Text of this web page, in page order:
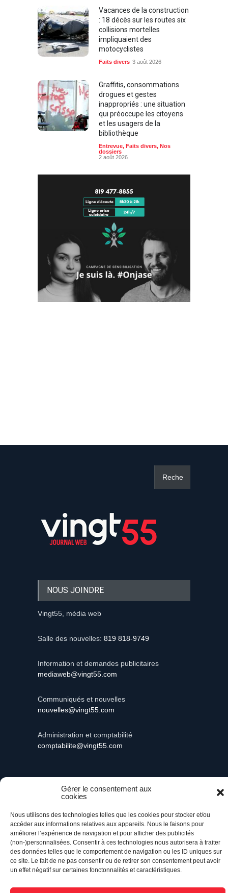
Gérer le consentement aux
cookies
Nous utilisons des technologies telles que les cookies pour stocker et/ou
accéder aux informations relatives aux appareils. Nous le faisons pour
améliorer l’expérience de navigation et pour afficher des publicités
(non-)personnalisées. Consentir à ces technologies nous autorisera à traiter
des données telles que le comportement de navigation ou les ID uniques sur
ce site. Le fait de ne pas consentir ou de retirer son consentement peut avoir
un effet négatif sur certaines fonctonnalités et caractéristiques.
Vacances de la construction
: 18 décès sur les routes six
collisions mortelles
impliquaient des
motocyclistes
Faits divers 3 août 2026
Graffitis, consommations
drogues et gestes
inappropriés : une situation
qui préoccupe les citoyens
et les usagers de la
bibliothèque
Entrevue, Faits divers, Nos
dossiers
2 août 2026
NOUS JOINDRE
Vingt55, média web
Salle des nouvelles: 819 818-9749
Information et demandes publicitaires
mediaweb@vingt55.com
Communiqués et nouvelles
nouvelles@vingt55.com
Administration et comptabilité
comptabilite@vingt55.com
Vingt55©Propulsé par Versom VR
Retour à l’accueil